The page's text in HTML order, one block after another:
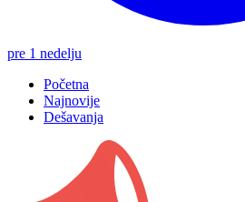
pre 1 nedelju
Početna
Najnovije
Dešavanja